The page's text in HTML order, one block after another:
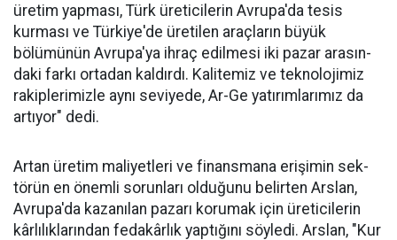
üre­tim yapması, Türk üreticilerin Avru­pa'da tesis
kurması ve Türkiye'de üreti­len araçların büyük
bölümünün Avru­pa'ya ihraç edilme­si iki pazar arasın­
daki farkı ortadan kaldırdı. Kalitemiz ve teknolojimiz
ra­kiplerimizle aynı seviyede, Ar-Ge ya­tırımlarımız da
ar­tıyor" dedi.
Artan üretim ma­liyetleri ve finans­mana erişimin sek­
törün en önemli sorunları oldu­ğunu belirten Arslan,
Avrupa'da kazanılan pazarı korumak için üreticilerin
kârlılıklarından fe­dakârlık yaptığını söyledi. Arslan, "Kur